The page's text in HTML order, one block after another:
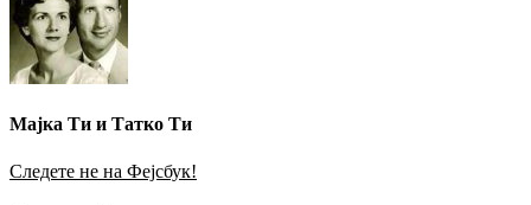
Мајка Ти и Татко Ти
Следете не на Фејсбук!